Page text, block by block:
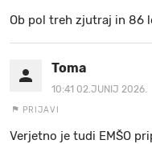
Ob pol treh zjutraj in 86
Toma
10:41 02.JUNIJ 2026.
PRIJAVI
Verjetno je tudi EMŠO